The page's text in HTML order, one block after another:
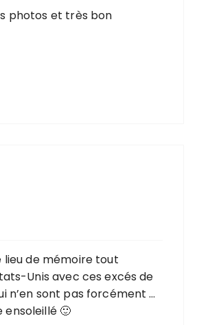
photos et très bon
lieu de mémoire tout
Unis avec ces excés de
n’en sont pas forcément …
ensoleillé 🙂